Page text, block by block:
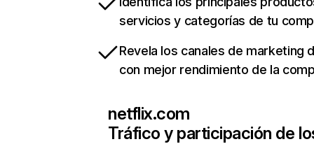
servicios y categorías de tu
Revela los canales de marketing
con mejor rendimiento de la
netflix.com
Tráfico y participación de